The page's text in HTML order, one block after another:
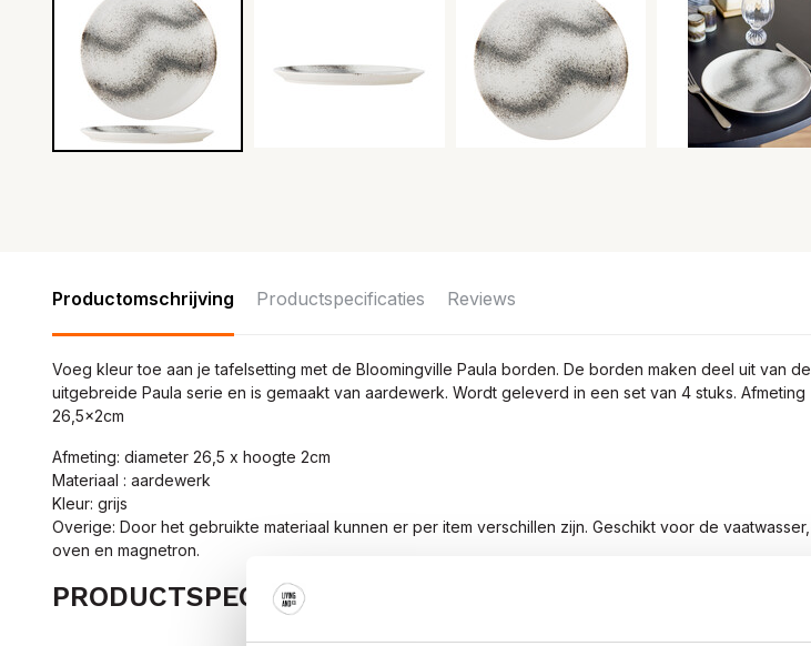
Productomschrijving Productspecificaties Reviews
Voeg kleur toe aan je tafelsetting met de Bloomingville Paula borden. De borden maken deel uit van de
uitgebreide Paula serie en is gemaakt van aardewerk. Wordt geleverd in een set van 4 stuks. Afmeting
26,5x2cm
Afmeting: diameter 26,5 x hoogte 2cm
Materiaal : aardewerk
Kleur: grijs
Overige: Door het gebruikte materiaal kunnen er per item verschillen zijn. Geschikt voor de vaatwasser,
oven en magnetron.
PRODUCTSPECIFICATIES